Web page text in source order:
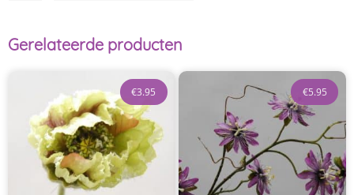
Gerelateerde producten
€3.95 €5.95